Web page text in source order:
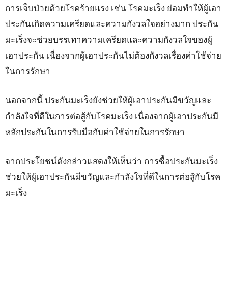
การเจ็บป่วยด้วยโรคร้ายแรง เช่น โรคมะเร็ง ย่อมทำให้ผู้เอา
ประกันเกิดความเครียดและความกังวลใจอย่างมาก ประกัน
มะเร็งจะช่วยบรรเทาความเครียดและความกังวลใจของผู้
เอาประกัน เนื่องจากผู้เอาประกันไม่ต้องกังวลเรื่องค่าใช้จ่าย
ในการรักษา
นอกจากนี้ ประกันมะเร็งยังช่วยให้ผู้เอาประกันมีขวัญและ
กำลังใจที่ดีในการต่อสู้กับโรคมะเร็ง เนื่องจากผู้เอาประกันมี
หลักประกันในการรับมือกับค่าใช้จ่ายในการรักษา
จากประโยชน์ดังกล่าวแสดงให้เห็นว่า การซื้อประกันมะเร็ง
ช่วยให้ผู้เอาประกันมีขวัญและกำลังใจที่ดีในการต่อสู้กับโรค
มะเร็ง